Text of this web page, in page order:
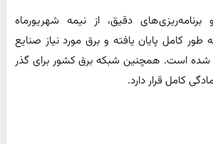
دقیق، از نیمه شهریورماه
کامل پایان یافته و برق مورد نیاز صنایع
شده است. همچنین شبکه برق کشور برای گذر
کامل قرار دارد.